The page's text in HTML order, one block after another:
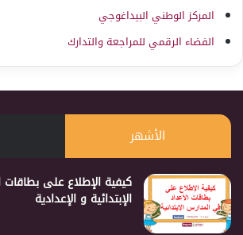
المركز الوطني البيداغوجي
الفضاء الرقمي للمراجعة والتدارك
الأشهر
كيفية الإطلاع على
الإبتدائية و الإعدادية